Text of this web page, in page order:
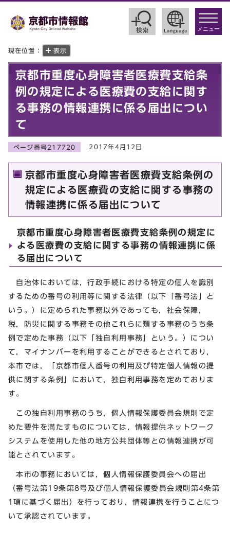
toggle
メニュー
現在位置： 表示
京都市重度心身障害者医療費支給条
例の規定による医療費の支給に関す
る事務の情報連携に係る届出につい
て
ページ番号217720 2017年4月12日
京都市重度心身障害者医療費支給条例の
規定による医療費の支給に関する事務の
情報連携に係る届出について
京都市重度心身障害者医療費支給条例の規定に
よる医療費の支給に関する事務の情報連携に係
る届出について
自治体においては，行政手続における特定の個人を識別
するための番号の利用等に関する法律（以下「番号法」と
いう。）に定められた事務以外であっても，社会保障，
税，防災に関する事務その他これらに類する事務のうち条
例で定めた事務（以下「独自利用事務」という。）につい
て，マイナンバーを利用することができるとされており，
本市では，「京都市個人番号の利用及び特定個人情報の提
供に関する条例」において，独自利用事務を定めておりま
す。
この独自利用事務のうち，個人情報保護委員会規則で定
めた要件を満たすものについては，情報提供ネットワーク
システムを使用した他の地方公共団体等との情報連携が可
能とされています。
本市の事務においては，個人情報保護委員会への届出
（番号法第19条第8号及び個人情報保護委員会規則第4条第
1項に基づく届出）を行っており，情報連携を行うことにつ
いて承認されています。